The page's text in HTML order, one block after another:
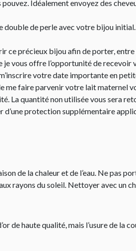
Idéalement envoyez des
de perle avec votre bijou
ce précieux bijou afin de porter,
je vous offre l’opportunité de
votre date importante en
me faire parvenir votre lait maternel
La quantité non utilisée vous sera
protection supplémentaire
de la chaleur et de l’eau. Ne pas
rayons du soleil. Nettoyer avec un
de haute qualité, mais l’usure de la